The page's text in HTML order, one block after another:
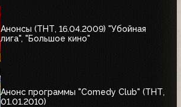
Анонсы (ТНТ, 16.04.2009) "Убойная
лига", "Большое кино"
Анонс программы "Comedy Club" (ТНТ,
01.01.2010)